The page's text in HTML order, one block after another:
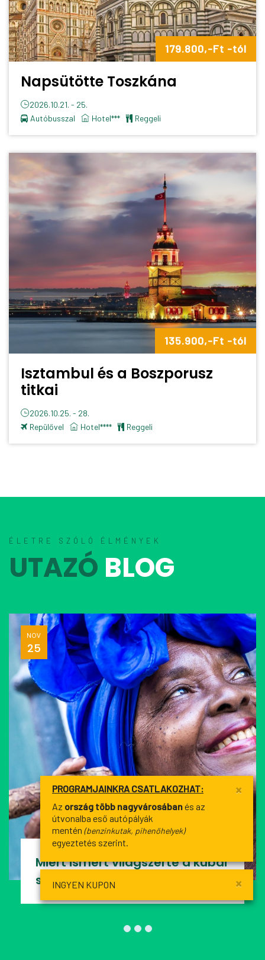
179.800,-Ft -tól
Napsütötte Toszkána
2026.10.21. - 25.
Autóbusszal
Hotel*** reggeli
135.900,-Ft -tól
Isztambul és a Boszporusz
titkai
2026.10.25. - 28.
Repülővel
Hotel**** reggeli
ÉLETRE SZÓLÓ ÉLMÉNYEK
UTAZÓ BLOG
NOV
25
Miért ismert világszerte a kubai
szivar?
×
INGYEN KUPON
×
PROGRAMJAINKRA CSATLAKOZHAT:
Az ország több nagyvárosábanés az
útvonalba eső autópályák
mentén (benzinkutak, pihenőhelyek)
egyeztetés szerint.